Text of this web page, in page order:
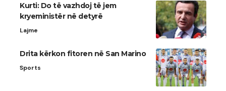
Kurti: Do të vazhdoj të jem
kryeministër në detyrë
Lajme
Drita kërkon fitoren në San Marino
Sports